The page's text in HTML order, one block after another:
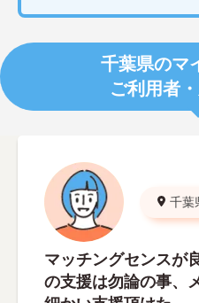
千葉県のマ
ご利用者
千葉
マッチングセンスが
の支援は勿論の事、